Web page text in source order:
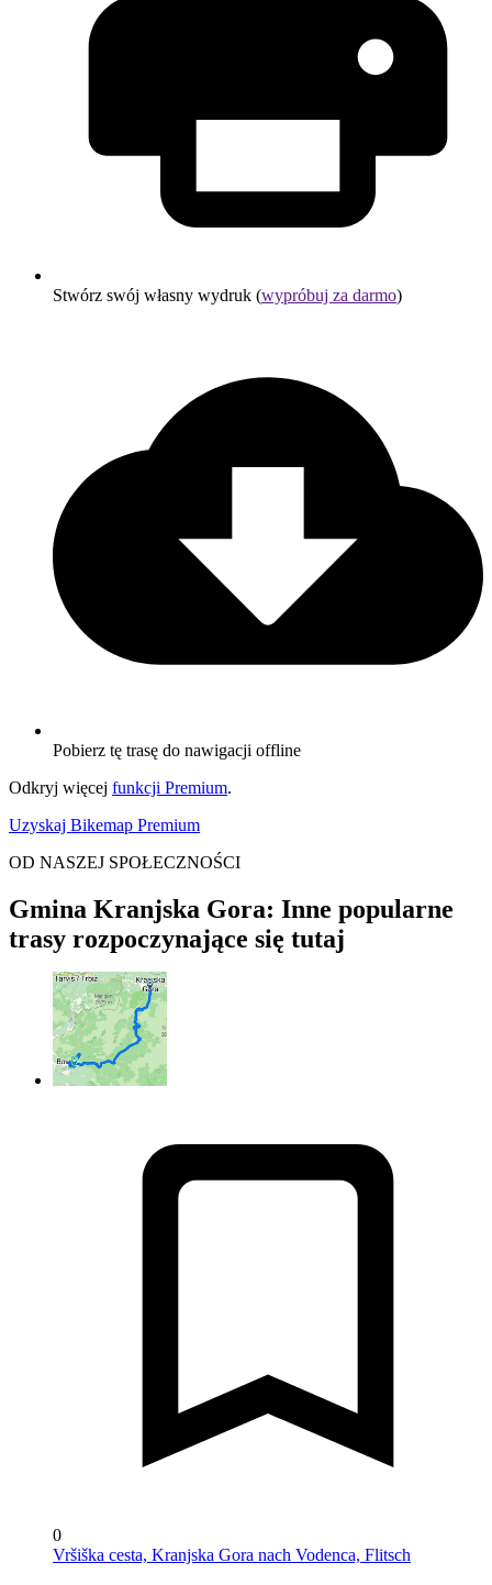
Stwórz swój własny wydruk (wypróbuj za darmo)
Pobierz tę trasę do nawigacji offline
Odkryj więcej funkcji Premium.
Uzyskaj Bikemap Premium
OD NASZEJ SPOŁECZNOŚCI
Gmina Kranjska Gora: Inne popularne
trasy rozpoczynające się tutaj
0
Vršiška cesta, Kranjska Gora nach Vodenca, Flitsch